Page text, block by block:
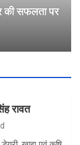
की सफलता पर
रावत